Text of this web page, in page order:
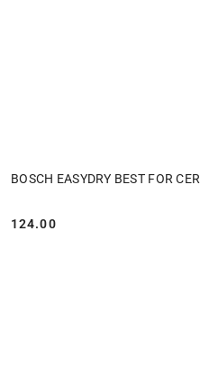
BOSCH EASYDRY BEST FOR
Cena:
124.00